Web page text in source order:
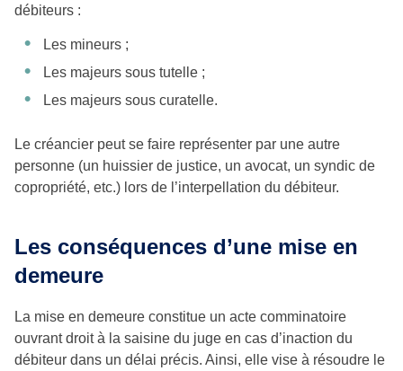
débiteurs :
Les mineurs ;
Les majeurs sous tutelle ;
Les majeurs sous curatelle.
Le créancier peut se faire représenter par une autre
personne (un huissier de justice, un avocat, un syndic de
copropriété, etc.) lors de l’interpellation du débiteur.
Les conséquences d’une mise en
demeure
La mise en demeure constitue un acte comminatoire
ouvrant droit à la saisine du juge en cas d’inaction du
débiteur dans un délai précis. Ainsi, elle vise à résoudre le